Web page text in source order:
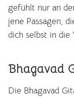
gefühlt nur an
jene Passagen,
dich selbst in die
Bhagavad
Die Bhagavad